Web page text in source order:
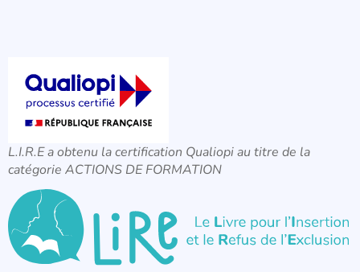
L.I.R.E a obtenu la certification Qualiopi au titre de la
catégorie ACTIONS DE FORMATION